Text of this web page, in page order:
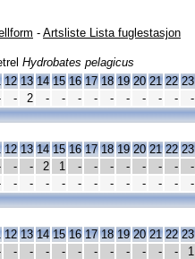
- Artsliste Lista fuglestasjon
Hydrobates pelagicus
12 13 14 15 16 17 18 19 20 21 22 23
- 2 - - - - - - - - - -
12 13 14 15 16 17 18 19 20 21 22 23
- - 2 1 - - - - - - - -
- - - - - - - - - - - -
12 13 14 15 16 17 18 19 20 21 22 23
- - - - - - - - - - - 1